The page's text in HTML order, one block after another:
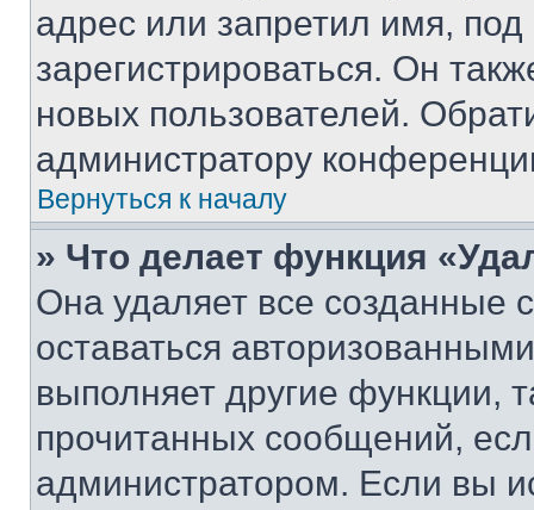
адрес или запретил имя,
зарегистрироваться. Он
новых пользователей.
администратору
Вернуться к началу
» Что делает функция
Она удаляет все созданные
оставаться
выполняет другие функции,
прочитанных сообщений,
администратором. Если вы